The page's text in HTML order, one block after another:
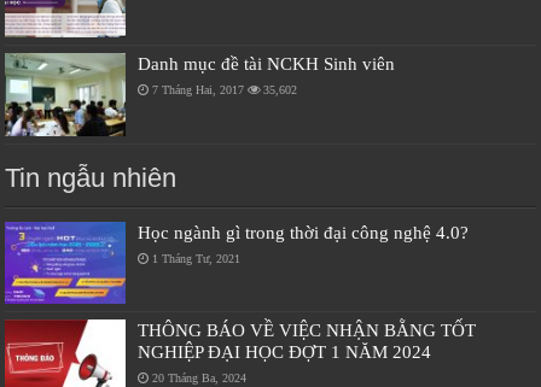
Danh mục đề tài NCKH Sinh viên
7 Tháng Hai, 2017 35,602
Tin ngẫu nhiên
Học ngành gì trong thời đại công nghệ 4.0?
1 Tháng Tư, 2021
THÔNG BÁO VỀ VIỆC NHẬN BẰNG TỐT
NGHIỆP ĐẠI HỌC ĐỢT 1 NĂM 2024
20 Tháng Ba, 2024